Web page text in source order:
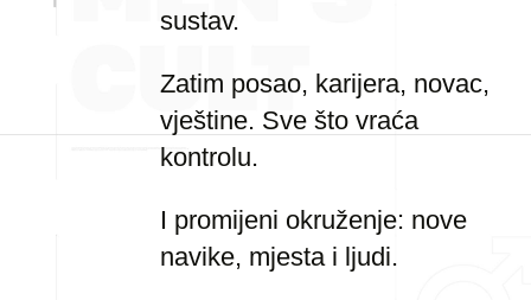
sustav.
Zatim posao, karijera, novac,
vještine. Sve što vraća
kontrolu.
I promijeni okruženje: nove
navike, mjesta i ljudi.